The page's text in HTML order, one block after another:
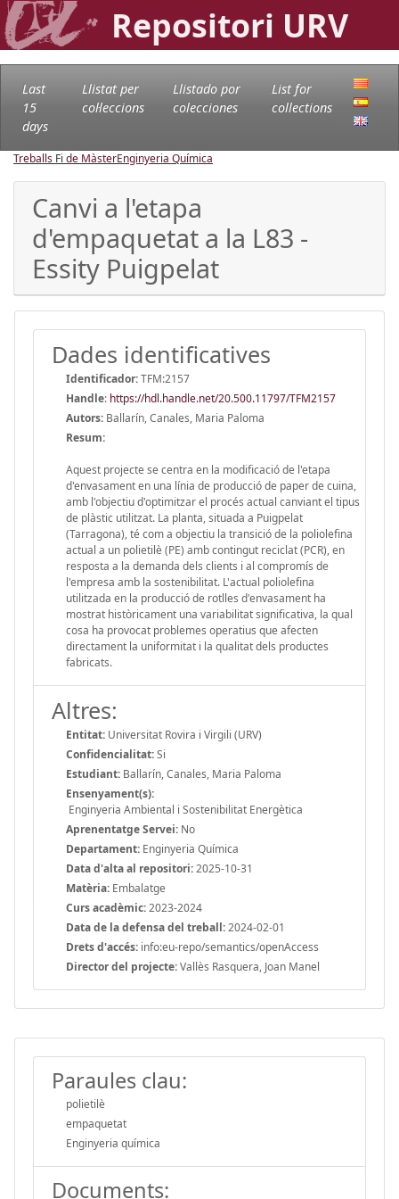
Repositori URV
Last
15
days
Llistat per
col·leccions
Llistado por
colecciones
List for
collections
Treballs Fi de MàsterEnginyeria Química
Canvi a l'etapa
d'empaquetat a la L83 -
Essity Puigpelat
Dades identificatives
Identificador:TFM:2157
Handle: https://hdl.handle.net/20.500.11797/TFM2157
Autors: Ballarín, Canales, Maria Paloma
Resum:
Aquest projecte se centra en la modificació de l'etapa
d'envasament en una línia de producció de paper de cuina,
amb l'objectiu d'optimitzar el procés actual canviant el tipus
de plàstic utilitzat. La planta, situada a Puigpelat
(Tarragona), té com a objectiu la transició de la poliolefina
actual a un polietilè (PE) amb contingut reciclat (PCR), en
resposta a la demanda dels clients i al compromís de
l'empresa amb la sostenibilitat. L'actual poliolefina
utilitzada en la producció de rotlles d'envasament ha
mostrat històricament una variabilitat significativa, la qual
cosa ha provocat problemes operatius que afecten
directament la uniformitat i la qualitat dels productes
fabricats.
Altres:
Entitat: Universitat Rovira i Virgili (URV)
Confidencialitat:Si
Estudiant: Ballarín, Canales, Maria Paloma
Ensenyament(s):
Enginyeria Ambiental i Sostenibilitat Energètica
Aprenentatge Servei: No
Departament: Enginyeria Química
Data d'alta al repositori:2025-10-31
Matèria: Embalatge
Curs acadèmic:2023-2024
Data de la defensa del treball:2024-02-01
Drets d'accés: info:eu-repo/semantics/openAccess
Director del projecte:Vallès Rasquera, Joan Manel
Paraules clau:
polietilè
empaquetat
Enginyeria química
Documents: